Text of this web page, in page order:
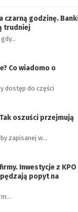
czarną godzinę.
trudniej
Co wiadomo o
dostęp do części
oszuści przejmują
zapisanej w…
Inwestycje z KPO
popyt na